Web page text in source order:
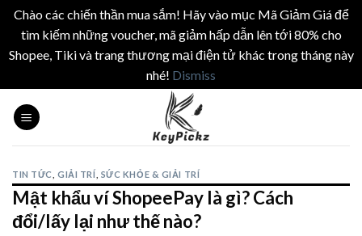
Chào các chiến thần mua sắm! Hãy vào mục Mã Giảm Giá để
tìm kiếm những voucher, mã giảm hấp dẫn lên tới 80% cho
Shopee, Tiki và trang thương mại điện tử khác trong tháng này
nhé! Dismiss
TIN TỨC ,GIẢI TRÍ SỨC KHỎE & GIẢI TRÍ
Mật khẩu ví ShopeePay là gì? Cách
đổi/lấy lại như thế nào?